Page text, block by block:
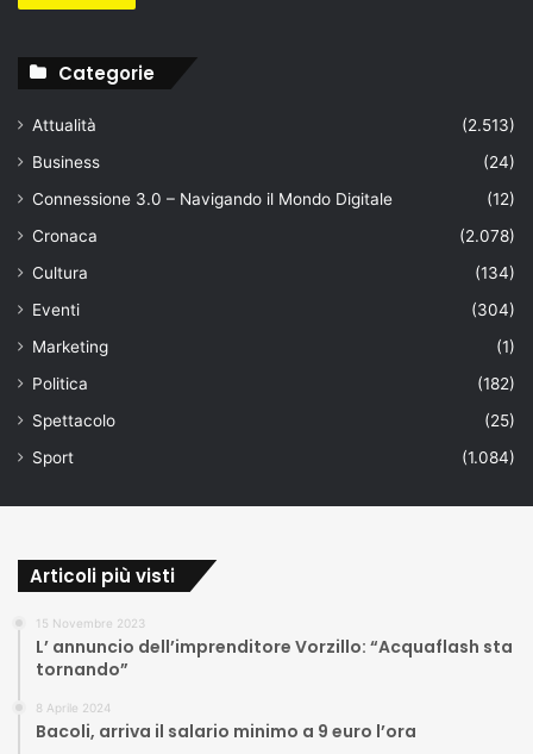
Categorie
Attualità
(2.513)
Business
(24)
Connessione 3.0 – Navigando il Mondo Digitale
(12)
Cronaca
(2.078)
Cultura
(134)
Eventi
(304)
Marketing
(1)
Politica
(182)
Spettacolo
(25)
Sport
(1.084)
Articoli più visti
15 Novembre 2023
L’ annuncio dell’imprenditore Vorzillo: “Acquaflash sta
tornando”
8 Aprile 2024
Bacoli, arriva il salario minimo a 9 euro l’ora